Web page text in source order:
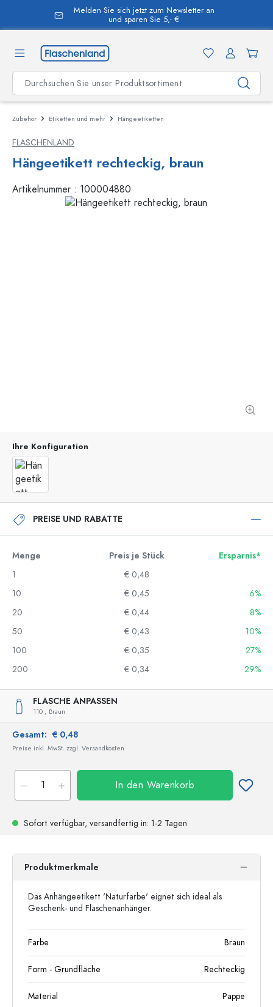
springen
Melden Sie sich jetzt zum Newsletter an
und sparen Sie 5,- €
Zubehör Etiketten und mehr Hängeetiketten
FLASCHENLAND
Hängeetikett rechteckig, braun
Artikelnummer : 100004880
Ihre Konfiguration
PREISE UND RABATTE
Menge Preis je Stück
Ersparnis*
1
€ 0,48
10
€ 0,45
6%
20
€ 0,44
8%
50
€ 0,43
10%
100
€ 0,35
27%
200
€ 0,34 29%
FLASCHE ANPASSEN
110 , Braun
Gesamt: € 0,48
Preise inkl. MwSt. zzgl. Versandkosten
In den Warenkorb
Sofort verfügbar, versandfertig in: 1-2 Tagen
Produktmerkmale
Das Anhängeetikett 'Naturfarbe' eignet sich ideal als
Geschenk- und Flaschenanhänger.
Farbe Braun
Form - Grundfläche Rechteckig
Material Pappe